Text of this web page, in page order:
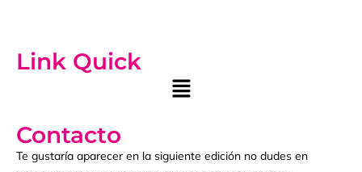
Te gustaría aparecer en la siguiente edición no dudes en
contactarnos y uno de nuestros asesores de apoyara